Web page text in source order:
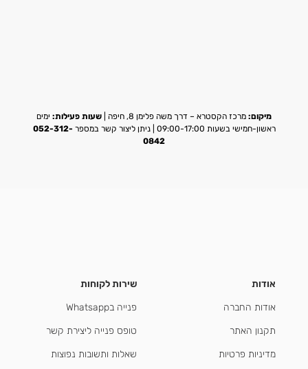
מיקום: מרכז הקסטרא – דרך משה פלימן 8, חיפה | שעות פעילות: ימים
ראשון-חמישי בשעות 09:00-17:00 | ניתן ליצור קשר במספר
052-312-
0842
אודות
אודות החברה
תקנון האתר
מדיניות פרטיות
שירות לקוחות
פנייה בWhatsapp
טופס פנייה ליצירת קשר
שאלות ותשובות נפוצות